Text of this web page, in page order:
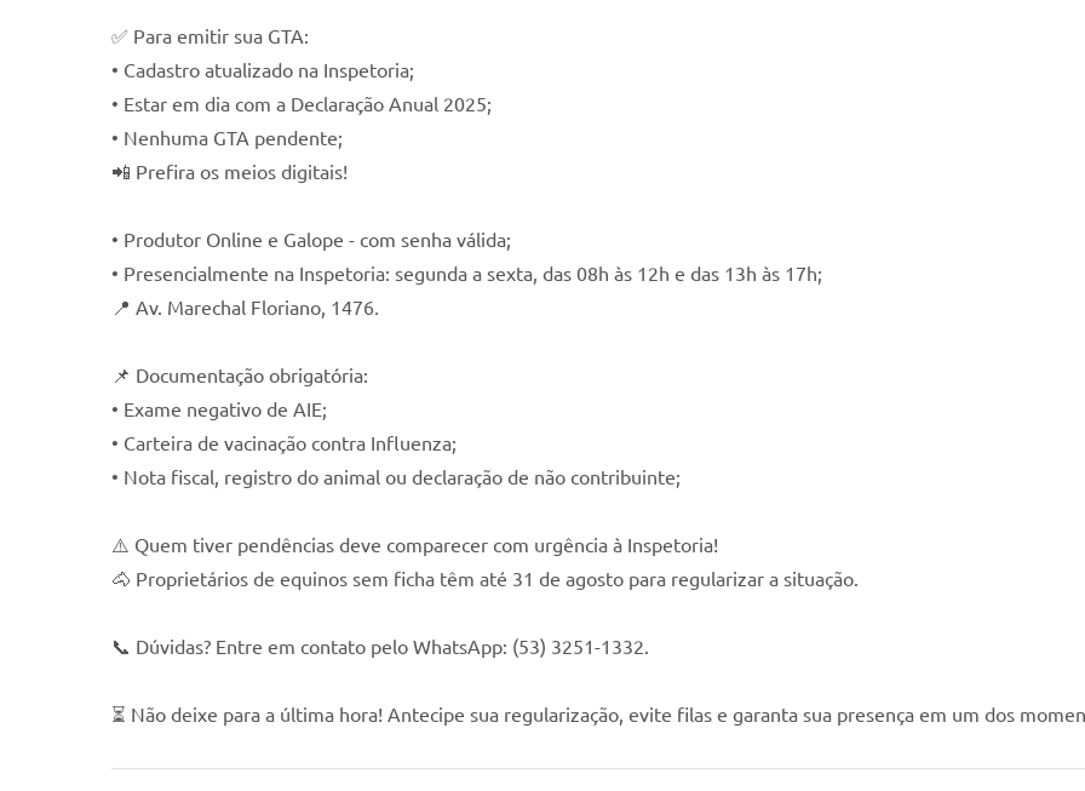
✅ Para emitir sua GTA:
• Cadastro atualizado na Inspetoria;
• Estar em dia com a Declaração Anual 2025;
• Nenhuma GTA pendente;
📲 Prefira os meios digitais!
• Produtor Online e Galope - com senha válida;
• Presencialmente na Inspetoria: segunda a sexta, das 08h às 12h e das 13h às 17h;
📍 Av. Marechal Floriano, 1476.
📌 Documentação obrigatória:
• Exame negativo de AIE;
• Carteira de vacinação contra Influenza;
• Nota fiscal, registro do animal ou declaração de não contribuinte;
⚠️ Quem tiver pendências deve comparecer com urgência à Inspetoria!
🐴 Proprietários de equinos sem ficha têm até 31 de agosto para regularizar a situação.
📞 Dúvidas? Entre em contato pelo WhatsApp: (53) 3251-1332.
⏳ Não deixe para a última hora! Antecipe sua regularização, evite filas e garanta sua presença em um dos